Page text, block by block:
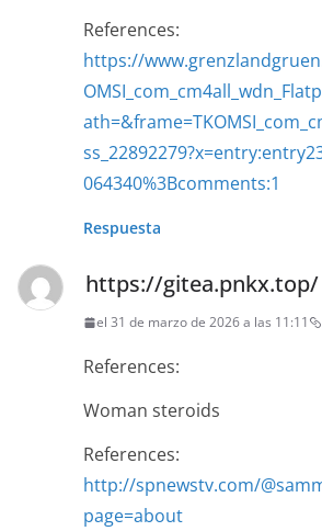
References:
https://
064340%3Bcomments:1
Respuesta
https://gitea.pnkx.top/
el 31 de marzo de 2026 a las 11:11
References:
Woman steroids
References:
http://spnewstv.com/
page=about